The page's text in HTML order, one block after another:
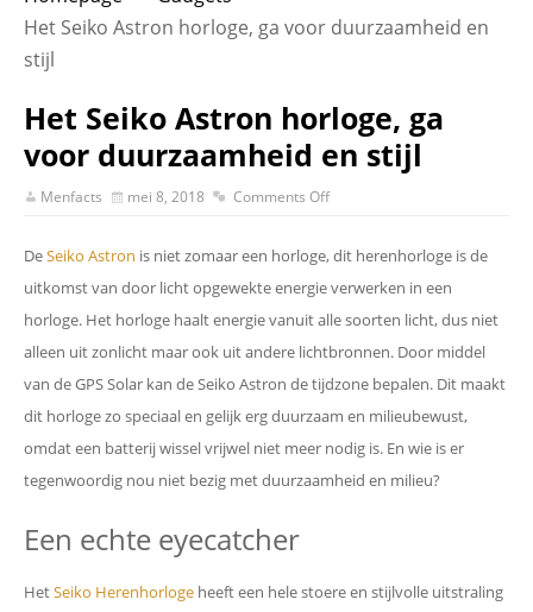
Het Seiko Astron horloge, ga voor duurzaamheid en
stijl
Het Seiko Astron horloge, ga
voor duurzaamheid en stijl
Menfacts mei 8, 2018 Comments Off
DeSeiko Astron is niet zomaar een horloge, dit herenhorloge is de
uitkomst van door licht opgewekte energie verwerken in een
horloge. Het horloge haalt energie vanuit alle soorten licht, dus niet
alleen uit zonlicht maar ook uit andere lichtbronnen. Door middel
van de GPS Solar kan de Seiko Astron de tijdzone bepalen. Dit maakt
dit horloge zo speciaal en gelijk erg duurzaam en milieubewust,
omdat een batterij wissel vrijwel niet meer nodig is. En wie is er
tegenwoordig nou niet bezig met duurzaamheid en milieu?
Een echte eyecatcher
HetSeiko Herenhorloge heeft een hele stoere en stijlvolle uitstraling